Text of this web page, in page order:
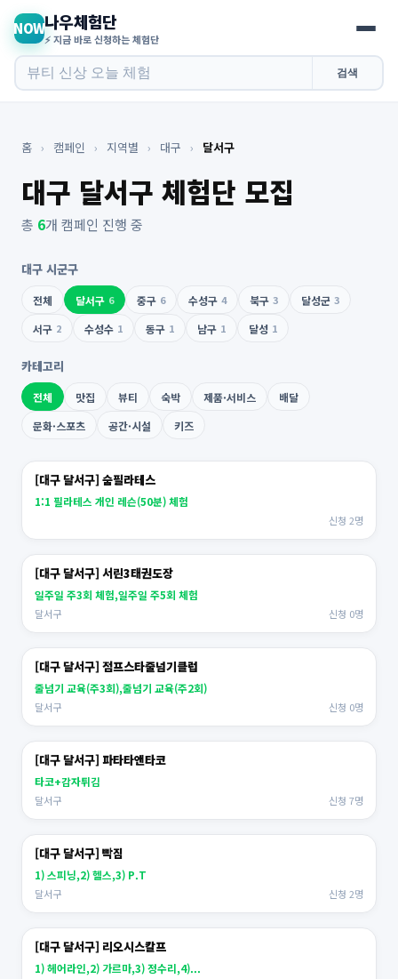
NOW나우체험단
⚡ 지금 바로 신청하는 체험단
검색
홈 › 캠페인 › 지역별 › 대구 › 달서구
대구 달서구 체험단 모집
총 6개 캠페인 진행 중
대구 시군구
전체 달서구 6 중구 6 수성구 4 북구 3 달성군 3
서구 2 수성수 1 동구 1 남구 1 달성 1
카테고리
전체 맛집 뷰티 숙박 제품·서비스
배달
문화·스포츠
공간·시설 키즈
[대구 달서구] 숨필라테스
1:1 필라테스 개인 레슨(50분) 체험
신청 2명
[대구 달서구] 서린3태권도장
일주일 주3회 체험,일주일 주5회 체험
달서구 신청 0명
[대구 달서구] 점프스타줄넘기클럽
줄넘기 교육(주3회),줄넘기 교육(주2회)
달서구 신청 0명
[대구 달서구] 파타타앤타코
타코+감자튀김
달서구 신청 7명
[대구 달서구] 빡짐
1) 스피닝,2) 헬스,3) P.T
달서구 신청 2명
[대구 달서구] 리오시스칼프
1) 헤어라인,2) 가르마,3) 정수리,4)...